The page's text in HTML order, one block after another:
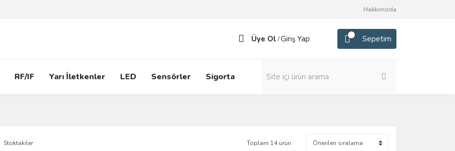
Hakkımızda
Üye Ol /Giriş Yap Sepetim
RF/IF Yarı İletkenler LED Sensörler Sigorta
Stoktakiler Toplam 14 ürün